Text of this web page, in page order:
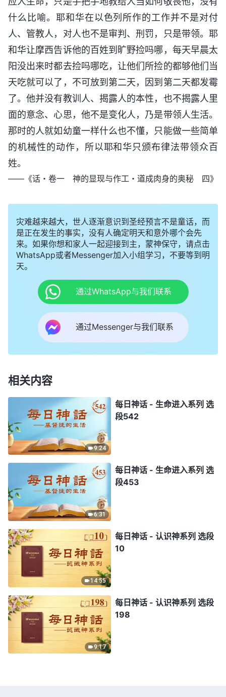
什么比喻。耶和华在以色列所作的工作并不是对付
人、管教人，对人也不是审判、刑罚，只是带领。耶
和华让摩西告诉他的百姓到旷野捡吗哪，每天早晨太
阳没出来时都去捡吗哪吃，让他们所捡的都够他们当
天吃就可以了，不可放到第二天，因到第二天都发霉
了。他并没有教训人、揭露人的本性，也不揭露人里
面的意念、心思，他不是变化人，乃是带领人生活。
那时的人就如幼童一样什么也不懂，只能做一些简单
的机械性的动作，所以耶和华只颁布律法带领众百
姓。
——《话・卷一 神的显现与作工・道成肉身的奥秘 四》
灾难越来越大，世人逐渐意识到圣经预言不是童话，而
是正在发生的事实，没有人确定明天和意外哪个会先
来。如果你想和家人一起迎接到主，蒙神保守，请点击
WhatsApp或者Messenger加入小组学习，不要等到明
天。
通过WhatsApp与我们联系
通过Messenger与我们联系
相关内容
9:24
每日神话 - 生命进入系列 选
段542
6:31
每日神话 - 生命进入系列 选
段453
14:55
每日神话 - 认识神系列 选段
10
9:17
每日神话 - 认识神系列 选段
198